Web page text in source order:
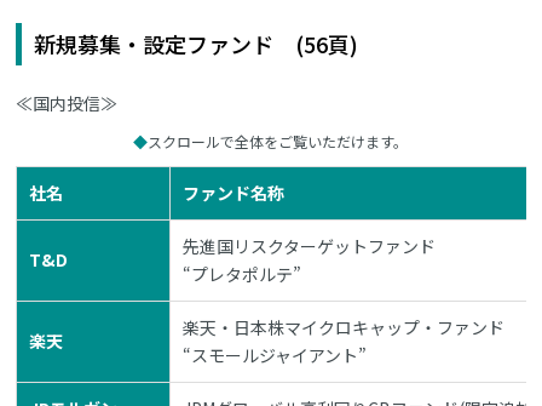
新規募集・設定ファンド (56頁)
≪国内投信≫
スクロールで全体をご覧いただけます。
社名 ファンド名称
T&D
先進国リスクターゲットファンド
“プレタポルテ”
楽天
楽天・日本株マイクロキャップ・ファンド
“スモールジャイアント”